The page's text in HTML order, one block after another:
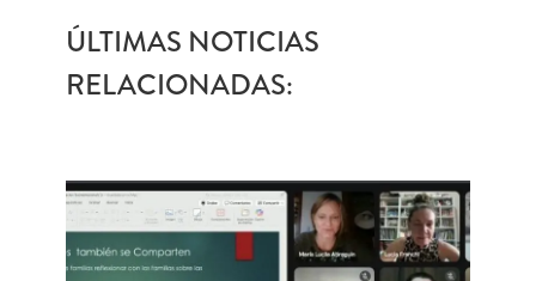
ÚLTIMAS NOTICIAS
RELACIONADAS: